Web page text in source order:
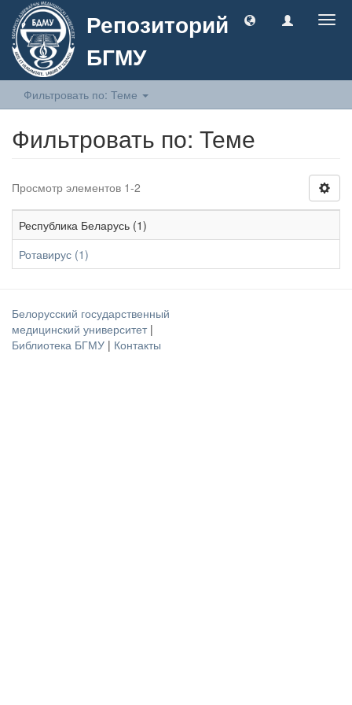
Репозиторий
БГМУ
Фильтровать по: Теме
Фильтровать по: Теме
Просмотр элементов 1-2
Республика Беларусь (1)
Ротавирус (1)
Белорусский государственный
медицинский университет |
Библиотека БГМУ | Контакты